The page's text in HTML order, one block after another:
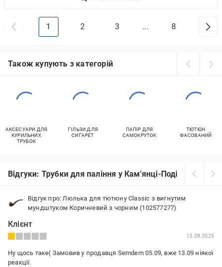
1 2 3 ... 8
Також купують з категорій
АКСЕСУАРИ ДЛЯ
КУРИЛЬНИХ
ТРУБОК
ГІЛЬЗИ ДЛЯ
СИГАРЕТ
ПАПІР ДЛЯ
САМОКРУТОК
ТЮТЮН
ФАСОВАНИЙ
Відгуки: Трубки для паління у Кам'янці-Подільському
Відгук про: Люлька для тютюну Classic з вигнутим
мундштуком Коричневий з чорним (102577277)
Клієнт
13.09.2025
Ну щось таке( Замовив у продавця Semdem 05.09, вже 13.09 ніякої
реакції.